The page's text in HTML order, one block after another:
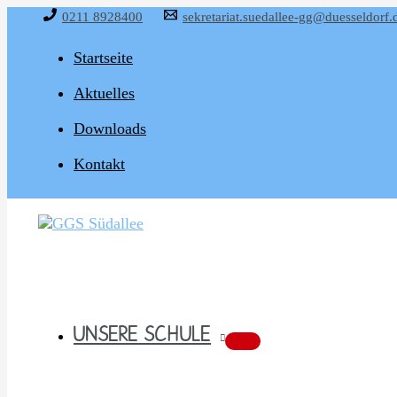
springen
0211 8928400 sekretariat.suedallee-
Startseite
Aktuelles
Downloads
Kontakt
UNSERE SCHULE